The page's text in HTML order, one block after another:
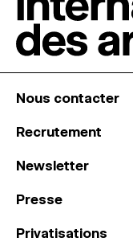
Nous contacter
Recrutement
Newsletter
Presse
Privatisations